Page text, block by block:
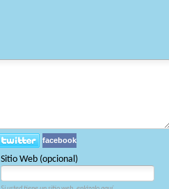
facebook
Sitio Web (opcional)